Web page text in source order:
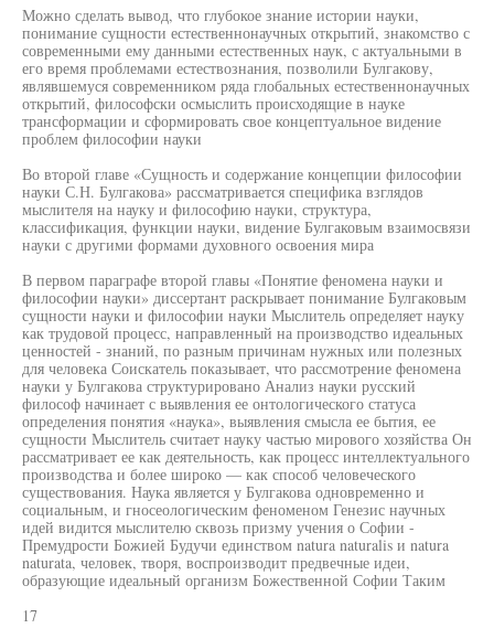
Можно сделать вывод, что глубокое знание истории науки,
понимание сущности естественнонаучных открытий, знакомство с
современными ему данными естественных наук, с актуальными в
его время проблемами естествознания, позволили Булгакову,
являвшемуся современником ряда глобальных естественнонаучных
открытий, философски осмыслить происходящие в науке
трансформации и сформировать свое концептуальное видение
проблем философии науки
Во второй главе «Сущность и содержание концепции философии
науки С.Н. Булгакова» рассматривается специфика взглядов
мыслителя на науку и философию науки, структура,
классификация, функции науки, видение Булгаковым взаимосвязи
науки с другими формами духовного освоения мира
В первом параграфе второй главы «Понятие феномена науки и
философии науки» диссертант раскрывает понимание Булгаковым
сущности науки и философии науки Мыслитель определяет науку
как трудовой процесс, направленный на производство идеальных
ценностей - знаний, по разным причинам нужных или полезных
для человека Соискатель показывает, что рассмотрение феномена
науки у Булгакова структурировано Анализ науки русский
философ начинает с выявления ее онтологического статуса
определения понятия «наука», выявления смысла ее бытия, ее
сущности Мыслитель считает науку частью мирового хозяйства Он
рассматривает ее как деятельность, как процесс интеллектуального
производства и более широко — как способ человеческого
существования. Наука является у Булгакова одновременно и
социальным, и гносеологическим феноменом Генезис научных
идей видится мыслителю сквозь призму учения о Софии -
Премудрости Божией Будучи единством natura naturalis и natura
naturata, человек, творя, воспроизводит предвечные идеи,
образующие идеальный организм Божественной Софии Таким
17